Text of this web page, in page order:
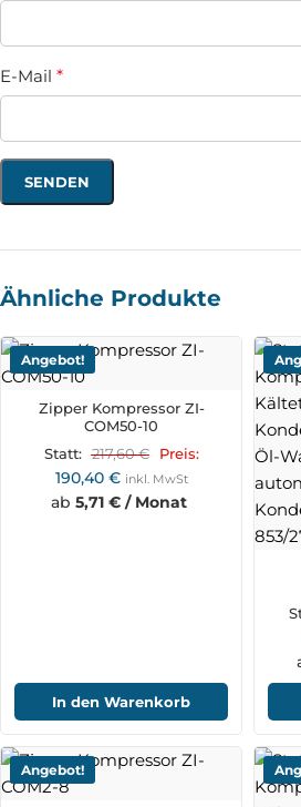
E-Mail *
Ähnliche Produkte
Angebot!
Zipper Kompressor ZI-
COM50-10
Statt: 217,60€ Preis:
190,40 € inkl. MwSt
ab 5,71 € / Monat
In den Warenkorb
Angebot!